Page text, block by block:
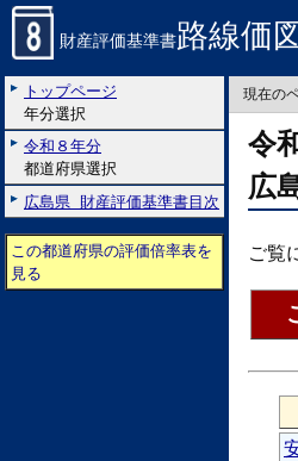
財産評価基準書路線価
トップページ
年分選択
令和８年分
都道府県選択
広島県 財産評価基準書目次
この都道府県の評価倍率表を
見る
現在の
令
広
ご覧